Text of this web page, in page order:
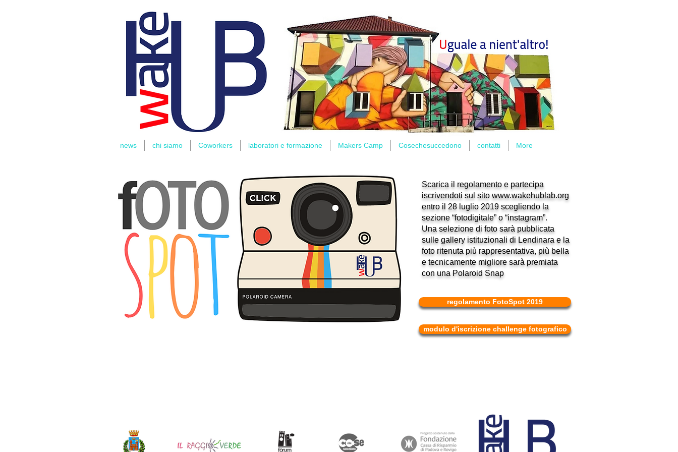
RIDER
news chi siamo Coworkers laboratori e formazione Makers Camp Cosechesuccedono contatti More
Scarica il regolamento e partecipa
iscrivendoti sul sito www.wakehublab.org
entro il 28 luglio 2019 scegliendo la
sezione “fotodigitale” o “instagram”.
Una selezione di foto sarà pubblicata
sulle gallery istituzionali di Lendinara e la
foto ritenuta più rappresentativa, più bella
e tecnicamente migliore sarà premiata
con una Polaroid Snap
regolamento FotoSpot 2019
modulo d'iscrizione challenge fotografico